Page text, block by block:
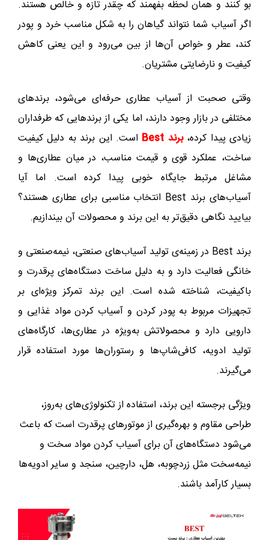
بو کنند و همان لحظه بفهمند که چقدر تازه و خالص هستند.
اگر آسیاب شما نتواند گیاهان را به شکل مناسب خرد و پودر
کند، عطر و خواص آن‌ها از بین می‌رود و این یعنی کاهش
کیفیت و نارضایتی مشتریان.
وقتی صحبت از آسیاب‌ عطاری حرفه‌ای می‌شود، برندهای
مختلفی در بازار وجود دارند، اما یکی از برندهایی که طرفداران
زیادی پیدا کرده،برند Best
است. این برند به دلیل کیفیت
ساخت، عملکرد قوی و قیمت مناسب، در میان عطاری‌ها و
مشاغل مرتبط جایگاه خوبی پیدا کرده است. اما آیا
آسیاب‌های برند Best انتخاب مناسبی برای عطاری هستند؟
بیایید نگاهی دقیق‌تر به این برند و محصولات آن بیندازیم.
برند Best در زمینه‌ی تولید آسیاب‌های صنعتی، نیمه‌صنعتی و
خانگی فعالیت دارد و به دلیل ساخت دستگاه‌های پرقدرت و
باکیفیت، شناخته شده است. این برند تمرکز ویژه‌ای بر
تجهیزات مربوط به پودر کردن و آسیاب کردن مواد غذایی و
دارویی دارد و محصولاتش به‌ویژه در عطاری‌ها، کارگاه‌های
تولید ادویه، کافی‌شاپ‌ها و رستوران‌ها مورد استفاده قرار
می‌گیرند.
ویژگی برجسته این برند، استفاده از تکنولوژی‌های به‌روز،
طراحی مقاوم و بهره‌گیری از موتورهای پرقدرت است که باعث
می‌شود دستگاه‌های آن برای آسیاب کردن مواد سخت و
نیمه‌سخت مثل زردچوبه، هل، دارچین، سنجد و سایر ادویه‌ها
بسیار کارآمد باشند.